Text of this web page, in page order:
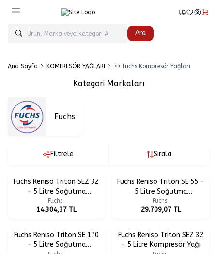
Ara
Favorilerim
Hesabım
Ana Sayfa KOMPRESÖR YAĞLARI >> Fuchs Kompresör Yağları
Kategori Markaları
Fuchs
Filtrele Sırala
Fuchs Reniso Triton SEZ 32
- 5 Litre Soğutma
Kompresör Yağı
Fuchs
14.304,37TL
Fuchs Reniso Triton SE 55 -
5 Litre Soğutma
Kompresör Yağı
Fuchs
29.709,07TL
Fuchs Reniso Triton SE 170
- 5 Litre Soğutma
Fuchs Reniso Triton SEZ 32
- 5 Litre Kompresör Yağı